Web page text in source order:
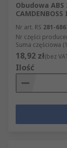
Obudowa
Nr art. RS 281-
Nr części
Suma częściowa
18,92 zł(bez
Ilość